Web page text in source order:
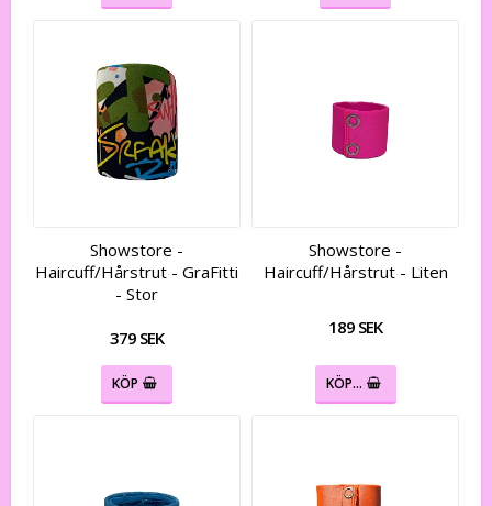
Showstore -
Haircuff/Hårstrut - GraFitti
- Stor
379 SEK
KÖP
Showstore -
Haircuff/Hårstrut - Liten
189 SEK
KÖP…